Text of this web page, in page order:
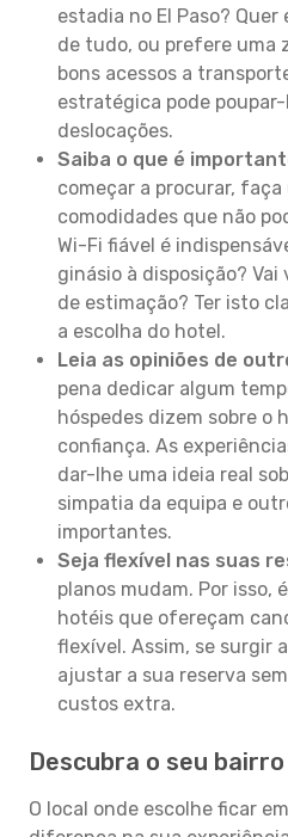
estadia no El Paso?
de tudo, ou prefere uma
bons acessos a
estratégica pode
deslocações.
Saiba o que é
começar a procurar,
comodidades que não
Wi-Fi fiável é
ginásio à disposição?
de estimação? Ter isto
a escolha do hotel.
Leia as opiniões de
pena dedicar algum
hóspedes dizem sobre o
confiança. As
dar-lhe uma ideia real
simpatia da equipa e
importantes.
Seja flexível nas suas
planos mudam. Por isso,
hotéis que ofereçam
flexível. Assim, se surgir
ajustar a sua reserva
custos extra.
Descubra o seu
O local onde escolhe ficar